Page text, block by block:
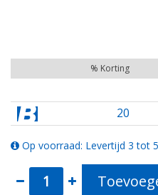
% Korting
20
Op voorraad: Levertijd 3 tot